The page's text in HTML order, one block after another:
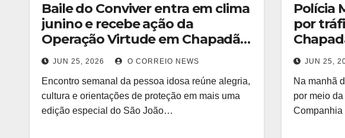
Baile do Conviver entra em clima
junino e recebe ação da
Operação Virtude em Chapadão
do Sul
JUN 25, 2026 O CORREIO NEWS
Encontro semanal da pessoa idosa reúne alegria,
cultura e orientações de proteção em mais uma
edição especial do São João…
Polícia
por
JUN 25,
Na manhã
por meio